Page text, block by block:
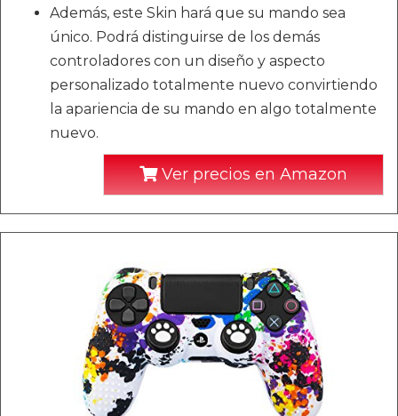
Además, este Skin hará que su mando sea
único. Podrá distinguirse de los demás
controladores con un diseño y aspecto
personalizado totalmente nuevo convirtiendo
la apariencia de su mando en algo totalmente
nuevo.
Ver precios en Amazon